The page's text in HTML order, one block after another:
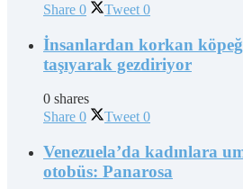
Share 0 Tweet 0
İnsanlardan korkan
taşıyarak gezdiriyor
0 shares
Share 0 Tweet 0
Venezuela’da kadınlara
otobüs: Panarosa